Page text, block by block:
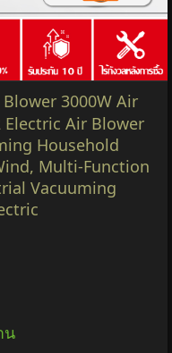
Blower 3000W Air
Air Blower
Household
Multi-Function
Vacuuming
น